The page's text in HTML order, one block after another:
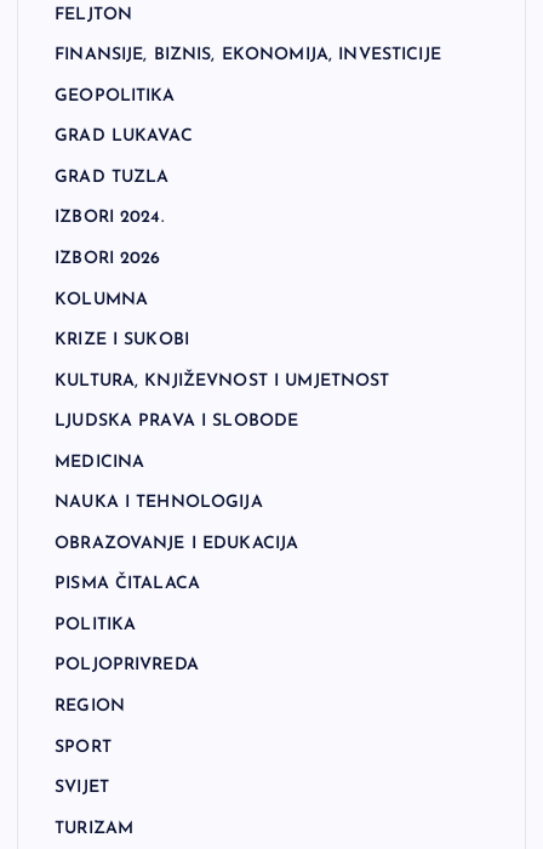
FELJTON
FINANSIJE, BIZNIS, EKONOMIJA, INVESTICIJE
GEOPOLITIKA
GRAD LUKAVAC
GRAD TUZLA
IZBORI 2024.
IZBORI 2026
KOLUMNA
KRIZE I SUKOBI
KULTURA, KNJIŽEVNOST I UMJETNOST
LJUDSKA PRAVA I SLOBODE
MEDICINA
NAUKA I TEHNOLOGIJA
OBRAZOVANJE I EDUKACIJA
PISMA ČITALACA
POLITIKA
POLJOPRIVREDA
REGION
SPORT
SVIJET
TURIZAM